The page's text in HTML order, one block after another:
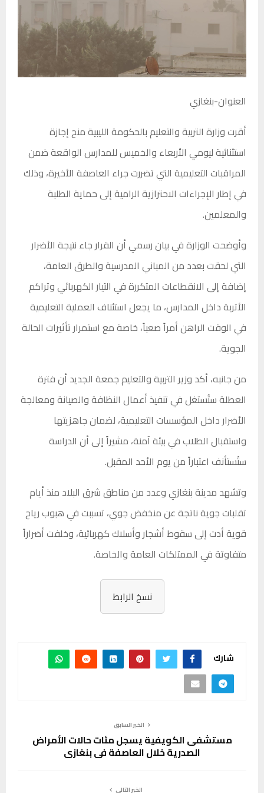
العنوان-بنغازي
أقرت وزارة التربية والتعليم بالحكومة الليبية منح إجازة
استثنائية ليومي الأربعاء والخميس للمدارس الواقعة ضمن
المراقبات التعليمية التي تضررت جراء العاصفة الأخيرة، وذلك
في إطار الإجراءات الاحترازية الرامية إلى حماية الطلبة
والمعلمين.
وأوضحت الوزارة في بيان رسمي أن القرار جاء نتيجة الأضرار
التي لحقت بعدد من المباني المدرسية والطرق العامة،
إضافة إلى الانقطاعات المتكررة في التيار الكهربائي وتراكم
الأتربة داخل المدارس، ما يجعل استئناف العملية التعليمية
في الوقت الراهن أمراً صعباً، خاصة مع استمرار تأثيرات الحالة
الجوية.
من جانبه، أكد وزير التربية والتعليم جمعة الجديد أن فترة
العطلة ستُستغل في تنفيذ أعمال النظافة والصيانة ومعالجة
الأضرار داخل المؤسسات التعليمية، لضمان جاهزيتها
واستقبال الطلاب في بيئة آمنة، مشيراً إلى أن الدراسة
ستُستأنف اعتباراً من يوم الأحد المقبل.
وتشهد مدينة بنغازي وعدد من مناطق شرق البلاد منذ أيام
تقلبات جوية ناتجة عن منخفض جوي، تسببت في هبوب رياح
قوية أدت إلى سقوط أشجار وأسلاك كهربائية، وخلفت أضراراً
متفاوتة في الممتلكات العامة والخاصة.
نسخ الرابط
شارك
الخبر السابق
مستشفى الكويفية يسجل مئات حالات الأمراض
الصدرية خلال العاصفة في بنغازي
الخبر التالي